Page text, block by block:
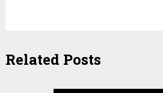
Related Posts